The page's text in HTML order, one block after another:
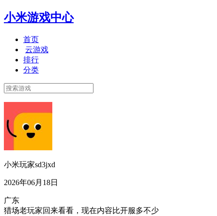
小米游戏中心
首页
云游戏
排行
分类
小米玩家sd3jxd
2026年06月18日
广东
猎场老玩家回来看看，现在内容比开服多不少